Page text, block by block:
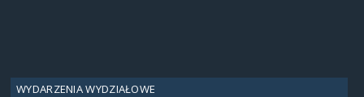
WYDARZENIA WYDZIAŁOWE